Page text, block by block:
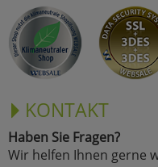
KONTAKT
Haben Sie Fragen?
Wir helfen Ihnen gerne